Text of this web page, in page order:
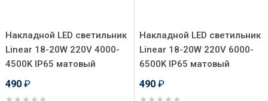
Накладной LED светильник
Linear 18-20W 220V 4000-
4500K IP65 матовый
490 ₽
Накладной LED светильник
Linear 18-20W 220V 6000-
6500K IP65 матовый
490 ₽